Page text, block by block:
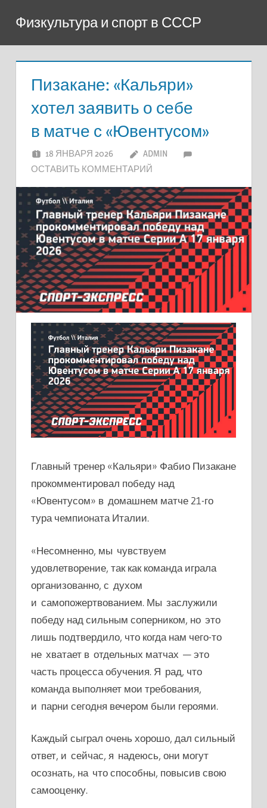
содержимому
Физкультура и спорт в СССР
Пизакане: «Кальяри»
хотел заявить о себе
в матче с «Ювентусом»
18 ЯНВАРЯ 2026
ADMIN
ОСТАВИТЬ КОММЕНТАРИЙ
Главный тренер «Кальяри» Фабио Пизакане
прокомментировал победу над
«Ювентусом» в домашнем матче 21-го
тура чемпионата Италии.
«Несомненно, мы чувствуем
удовлетворение, так как команда играла
организованно, с духом
и самопожертвованием. Мы заслужили
победу над сильным соперником, но это
лишь подтвердило, что когда нам чего-то
не хватает в отдельных матчах — это
часть процесса обучения. Я рад, что
команда выполняет мои требования,
и парни сегодня вечером были героями.
Каждый сыграл очень хорошо, дал сильный
ответ, и сейчас, я надеюсь, они могут
осознать, на что способны, повысив свою
самооценку.